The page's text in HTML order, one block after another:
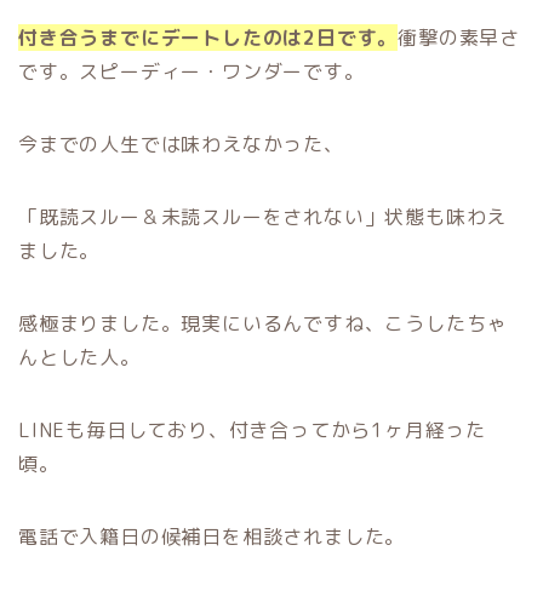
付き合うまでにデートしたのは2日です。衝撃の素早さ
です。スピーディー・ワンダーです。
今までの人生では味わえなかった、
「既読スルー＆未読スルーをされない」状態も味わえ
ました。
感極まりました。現実にいるんですね、こうしたちゃ
んとした人。
LINEも毎日しており、付き合ってから1ヶ月経った
頃。
電話で入籍日の候補日を相談されました。